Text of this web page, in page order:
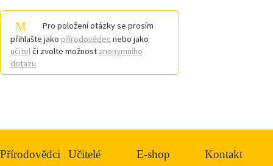
Pro položení otázky se prosím
přihlašte jako přírodovědec nebo jako
učitelči zvolte možnost anonymního
dotazu
Přírodovědci Učitelé E-shop Kontakt